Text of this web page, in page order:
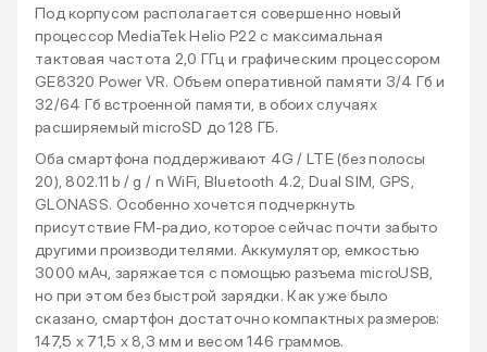
Под корпусом располагается совершенно новый
процессор MediaTek Helio P22 с максимальная
тактовая частота 2,0 ГГц и графическим процессором
GE8320 Power VR. Объем оперативной памяти 3/4 Гб и
32/64 Гб встроенной памяти, в обоих случаях
расширяемый microSD до 128 ГБ.
Оба смартфона поддерживают 4G / LTE (без полосы
20), 802.11 b / g / n WiFi, Bluetooth 4.2, Dual SIM, GPS,
GLONASS. Особенно хочется подчеркнуть
присутствие FM-радио, которое сейчас почти забыто
другими производителями. Аккумулятор, емкостью
3000 мАч, заряжается с помощью разъема microUSB,
но при этом без быстрой зарядки. Как уже было
сказано, смартфон достаточно компактных размеров:
147,5 х 71,5 х 8,3 мм и весом 146 граммов.